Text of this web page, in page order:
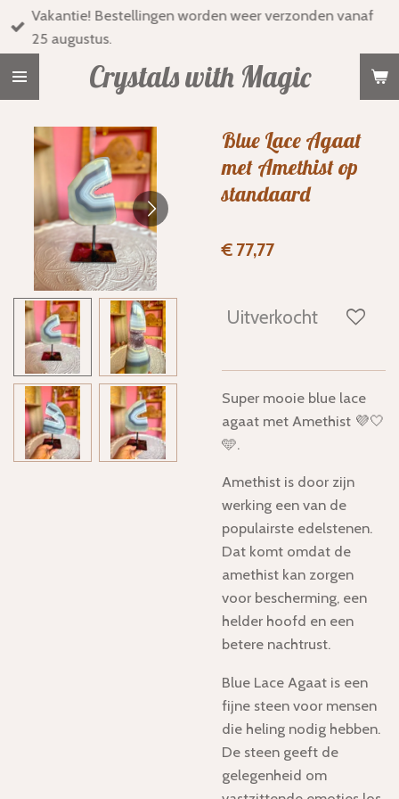
Ga
direct
Crystals with Magic
Vakantie! Bestellingen worden weer verzonden vanaf
25 augustus.
Blue Lace Agaat
met Amethist op
standaard
€ 77,77
Uitverkocht
Super mooie blue lace
agaat met Amethist 💜🤍
🩵.
Amethist is door zijn
werking een van de
populairste edelstenen.
Dat komt omdat de
amethist kan zorgen
voor bescherming, een
helder hoofd en een
betere nachtrust.
Blue Lace Agaat is een
fijne steen voor mensen
die heling nodig hebben.
De steen geeft de
gelegenheid om